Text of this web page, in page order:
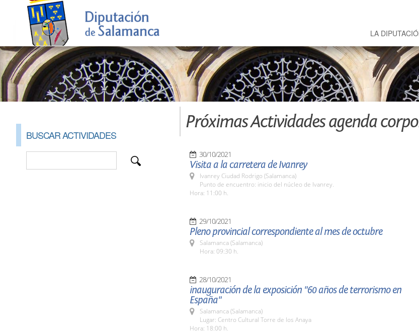
LA
BUSCAR ACTIVIDADES
Próximas Actividades agenda
30/10/2021
Visita a la carretera de Ivanrey
Ivanrey Ciudad Rodrigo (Salamanca)
Punto de encuentro: inicio del núcleo de Ivanrey.
Hora: 11:00 h.
29/10/2021
Pleno provincial correspondiente al mes de octubre
Salamanca (Salamanca)
Hora: 09:30 h.
28/10/2021
inauguración de la exposición "60 años de terrorismo en
España"
Salamanca (Salamanca)
Lugar: Centro Cultural Torre de los Anaya
Hora: 18:00 h.